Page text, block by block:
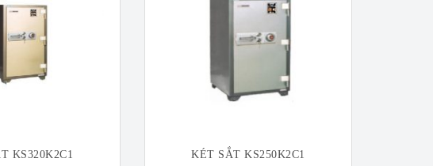
KS320K2C1 KÉT SẮT KS250K2C1